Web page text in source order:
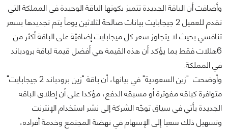
وأضافت أن الباقة الجديدة تتميز بكونها الباقة الوحيدة في المملكة التي
تقدم للعميل 2 جيجابايت بيانات صالحة لثلاثين يوماً يتم تجديدها بسعر
تنافسي بحيث لا يتجاوز سعر كل ميجابايت إضافيّة على الباقة أكثر من
6هللات فقط بما يؤكد أن هذه القيمة هي أفضل قيمة لباقة برودباند
في المملكة.
وأوضحت "زين السعودية" في بيانها، أن باقة "زين برودباند 2 جيجابايت"
متوافرة كباقة مفوترة أو مسبقة الدفع، مؤكدا على أن إطلاق الباقة
الجديدة يأتي في سياق توجّه الشركة إلى نشر استخدام الإنترنت
وتسهيل ذلك سعيا إلى الإسهام في نهضة المجتمع وخدمة أفراده،